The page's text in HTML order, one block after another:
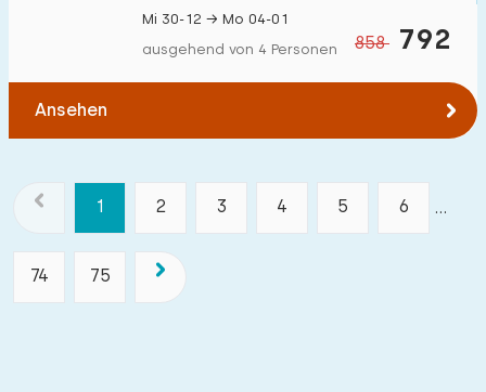
858 792
Mi 30-12 → Mo 04-01
ausgehend von 4 Personen
Ansehen
1 2 3 4 5 6 ...
74 75